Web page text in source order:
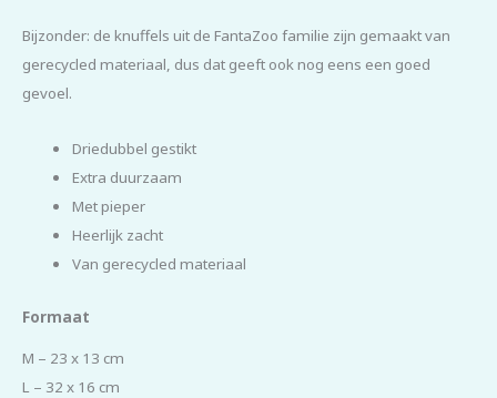
Bijzonder: de knuffels uit de FantaZoo familie zijn gemaakt van
gerecycled materiaal, dus dat geeft ook nog eens een goed
gevoel.
Driedubbel gestikt
Extra duurzaam
Met pieper
Heerlijk zacht
Van gerecycled materiaal
Formaat
M – 23 x 13 cm
L – 32 x 16 cm